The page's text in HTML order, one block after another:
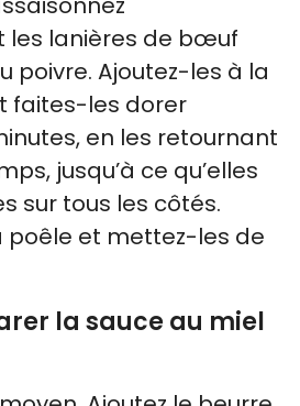
les lanières de bœuf
poivre. Ajoutez-les à la
faites-les dorer
en les retournant
jusqu’à ce qu’elles
sur tous les côtés.
poêle et mettez-les de
la sauce au miel